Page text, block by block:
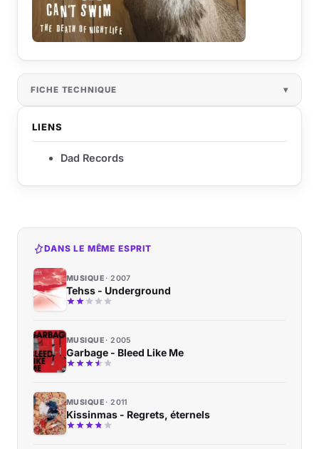
FICHE TECHNIQUE
LIENS
Dad Records
DANS LE MÊME ESPRIT
MUSIQUE 2007
Tehss - Underground
MUSIQUE 2005
Garbage - Bleed Like Me
MUSIQUE 2011
Kissinmas - Regrets, éternels